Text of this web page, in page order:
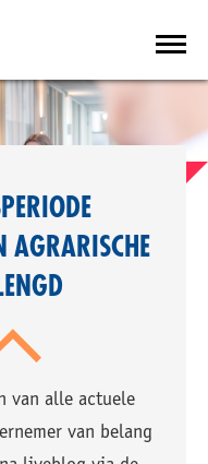
AGRARISCHE
van alle actuele
van belang